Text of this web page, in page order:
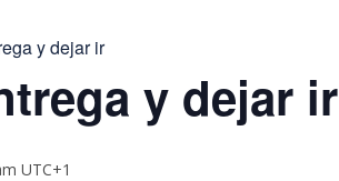
y dejar ir
y dejar ir
UTC+1